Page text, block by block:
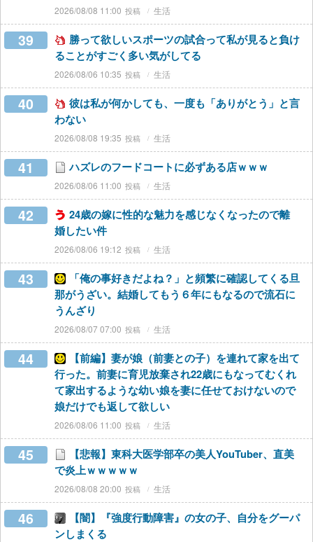
2026/08/08 11:00 生活
39
勝って欲しいスポーツの試合って私が見ると負け
ることがすごく多い気がしてる
2026/08/06 10:35 生活
40
彼は私が何かしても、一度も「ありがとう」と言
わない
2026/08/08 19:35 生活
41 ハズレのフードコートに必ずある店ｗｗｗ
2026/08/06 11:00 生活
42
24歳の嫁に性的な魅力を感じなくなったので離
婚したい件
2026/08/06 19:12 生活
43
「俺の事好きだよね？」と頻繁に確認してくる旦
那がうざい。結婚してもう６年にもなるので流石に
うんざり
2026/08/07 07:00 生活
44
【前編】妻が娘（前妻との子）を連れて家を出て
行った。前妻に育児放棄され22歳にもなってむくれ
て家出するような幼い娘を妻に任せておけないので
娘だけでも返して欲しい
2026/08/06 11:00 生活
45
【悲報】東科大医学部卒の美人YouTuber、直美
で炎上ｗｗｗｗｗ
2026/08/08 20:00 生活
46
【闇】『強度行動障害』の女の子、自分をグーパ
ンしまくる